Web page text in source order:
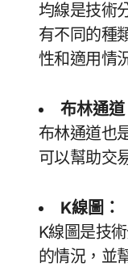
均線是技術分析中常用的工具，它是將一段時間內價格數據的平均值連接起來形成的線條。均線
有不同的種
性和適用情
布林通道
布林通道也是技術分析中常用的工具，它是以均線為中心，加上一定波幅形成的通道。布林通道
可以幫助交
K線圖：
K線圖是技術分析中常用的圖表類型，它是以一根根K線組成的。K線圖可以直觀地反映價格波動
的情況，並